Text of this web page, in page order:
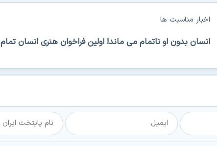
انسان بدون او ناتمام می ماند! اولین فراخوان هنری انسان تمام
اخبار مناسبت ها